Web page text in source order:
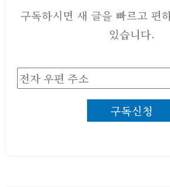
구독하시면 새 글을 빠르고 편
있습니다.
전
구독신청